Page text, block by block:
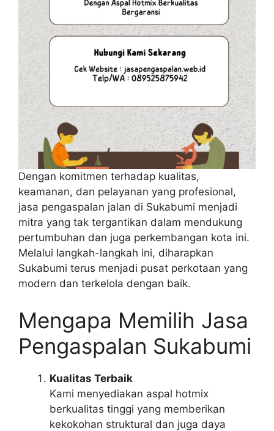
Dengan komitmen terhadap kualitas,
keamanan, dan pelayanan yang profesional,
jasa pengaspalan jalan di Sukabumi menjadi
mitra yang tak tergantikan dalam mendukung
pertumbuhan dan juga perkembangan kota ini.
Melalui langkah-langkah ini, diharapkan
Sukabumi terus menjadi pusat perkotaan yang
modern dan terkelola dengan baik.
Mengapa Memilih Jasa
Pengaspalan Sukabumi
Kualitas Terbaik
Kami menyediakan aspal hotmix
berkualitas tinggi yang memberikan
kekokohan struktural dan juga daya